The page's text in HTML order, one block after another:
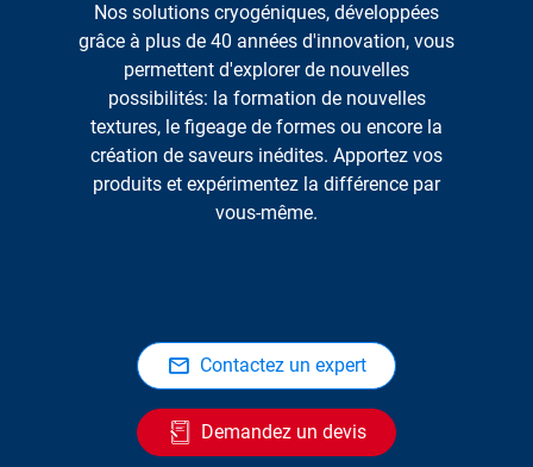
Nos solutions cryogéniques, développées
grâce à plus de 40 années d'innovation, vous
permettent d'explorer de nouvelles
possibilités: la formation de nouvelles
textures, le figeage de formes ou encore la
création de saveurs inédites. Apportez vos
produits et expérimentez la différence par
vous-même.
Contactez un expert
Demandez un devis